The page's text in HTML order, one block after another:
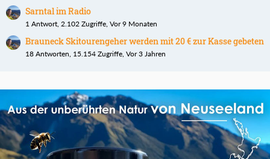
Sarntal im Radio
1 Antwort, 2.102 Zugriffe, Vor 9 Monaten
Brauneck Skitourengeher werden mit 20 € zur Kasse gebeten
18 Antworten, 15.154 Zugriffe, Vor 3 Jahren